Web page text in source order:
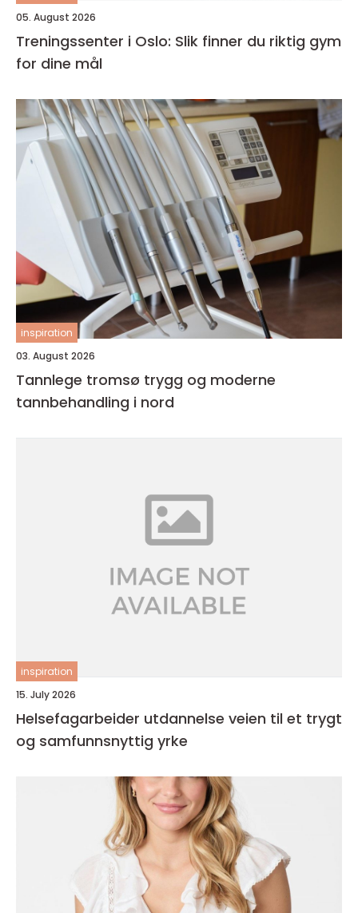
05. August 2026
Treningssenter i Oslo: Slik finner du riktig gym
for dine mål
inspiration
03. August 2026
Tannlege tromsø trygg og moderne
tannbehandling i nord
inspiration
15. July 2026
Helsefagarbeider utdannelse veien til et trygt
og samfunnsnyttig yrke